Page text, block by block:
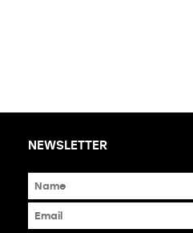
NEWSLETTER